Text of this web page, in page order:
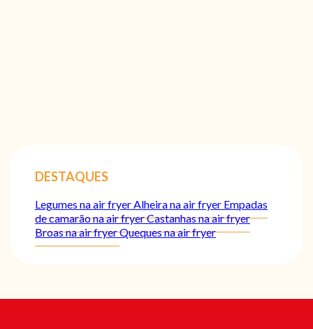
DESTAQUES
Legumes na air fryer Alheira na air fryer Empadas
de camarão na air fryerCastanhas na air fryer
Broas na air fryerQueques na air fryer